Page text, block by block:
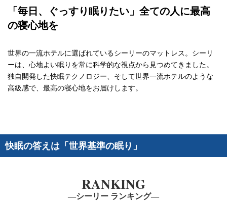
「毎日、ぐっすり眠りたい」全ての人に最高
の寝心地を
世界の一流ホテルに選ばれているシーリーのマットレス。 シーリ
ーは、心地よい眠りを常に科学的な視点から見つめてきました。
独自開発した快眠テクノロジー、そして世界一流ホテルのような
高級感で、 最高の寝心地をお届けします。
快眠の答えは「世界基準の眠り」
RANKING
―シーリー ランキング―